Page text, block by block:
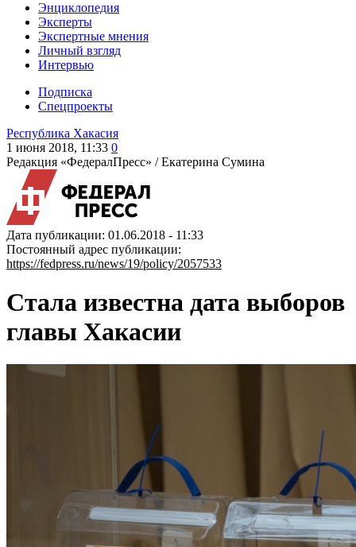
Энциклопедия
Эксперты
Экспертные мнения
Личный взгляд
Интервью
Подписка
Спецпроекты
Республика Хакасия
1 июня 2018, 11:33 0
Редакция «ФедералПресс» /Екатерина Сумина
Дата публикации: 01.06.2018 - 11:33
Постоянный адрес публикации:
https://fedpress.ru/news/19/policy/2057533
Стала известна дата выборов
главы Хакасии